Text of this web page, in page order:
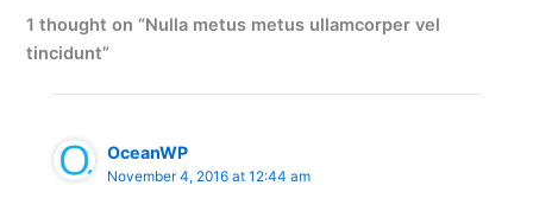
1 thought on “Nulla metus metus ullamcorper vel
tincidunt”
OceanWP
November 4, 2016 at 12:44 am